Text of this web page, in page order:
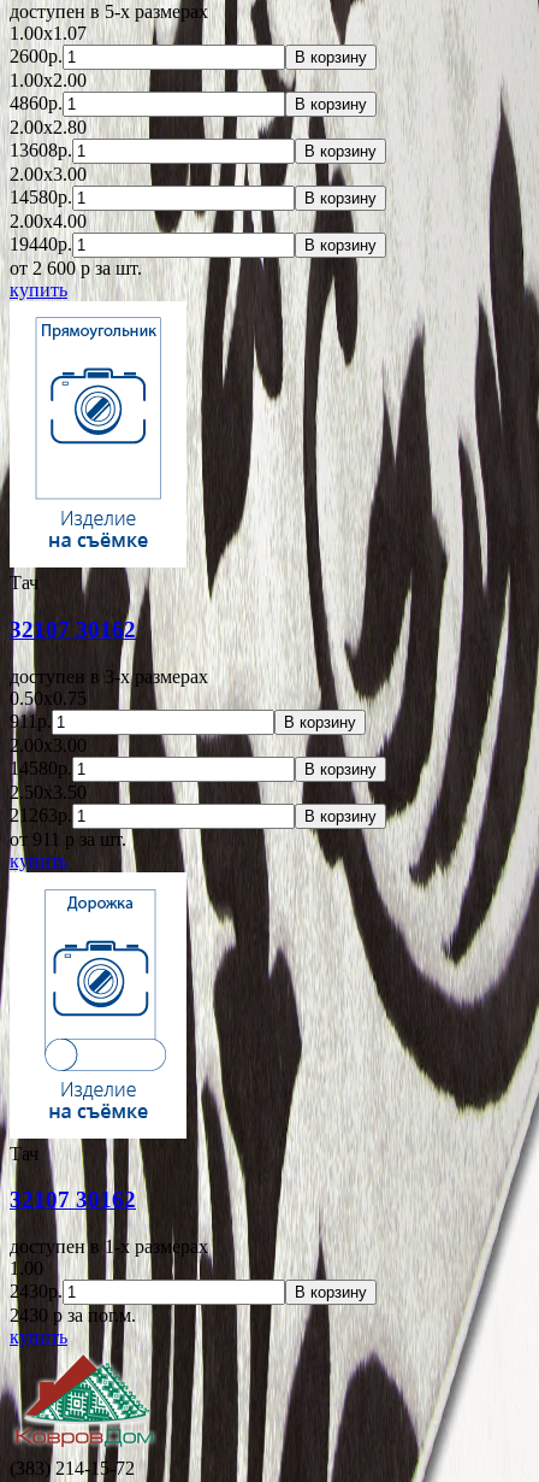
доступен в 5-x размерах
1.00x1.07
2600р.
В корзину
1.00x2.00
4860р.
В корзину
2.00x2.80
13608р.
В корзину
2.00x3.00
14580р.
В корзину
2.00x4.00
19440р.
В корзину
от 2 600 pза шт.
купить
Тач
32107 30162
доступен в 3-x размерах
0.50x0.75
911р.
В корзину
2.00x3.00
14580р.
В корзину
2.50x3.50
21263р.
В корзину
от 911 p за шт.
купить
Тач
32107 30162
доступен в 1-x размерах
1.00
2430р.
В корзину
2430 p за пог.м.
купить
(383) 214-15-72